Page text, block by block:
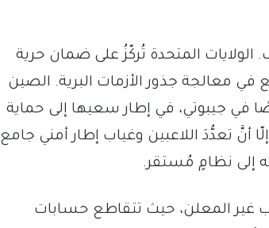
المتحدة تُركّزُ على ضمان حرية
في معالجة جذور الأزمات البرية. الصين
جيبوتي، في إطار سعيها إلى حماية
أنَّ تعدُّدَ اللاعبين وغياب إطار أمني جامع
إلى نظامٍ مُستقر.
غير المعلن، حيث تتقاطع حسابات